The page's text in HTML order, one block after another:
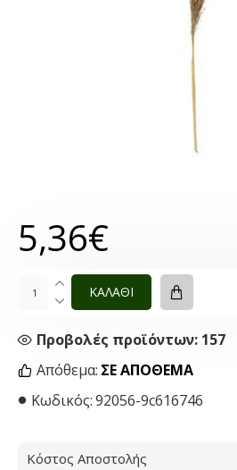
Απόθεμα: ΣΕ ΑΠΌΘΕΜΑ
Κωδικός:92056-9c616746
Προβολές προϊόντων: 157
5,36€
ΚΑΛΑΘΙ
Κόστος Αποστολής